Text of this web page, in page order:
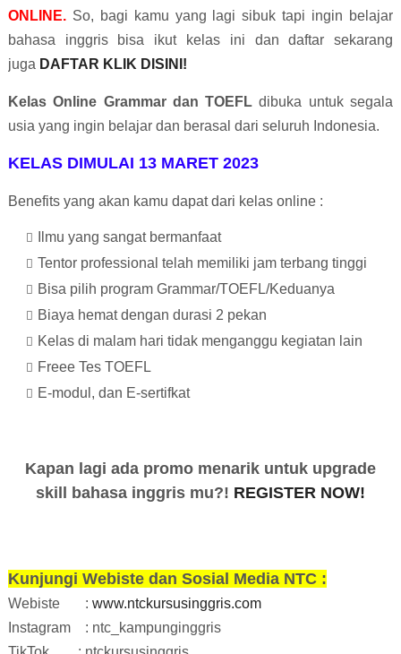
ONLINE. So, bagi kamu yang lagi sibuk tapi ingin belajar
bahasa inggris bisa ikut kelas ini dan daftar sekarang
juga DAFTAR KLIK DISINI!
Kelas Online Grammar dan TOEFL dibuka untuk segala
usia yang ingin belajar dan berasal dari seluruh Indonesia.
KELAS DIMULAI 13 MARET 2023
Benefits yang akan kamu dapat dari kelas online :
Ilmu yang sangat bermanfaat
Tentor professional telah memiliki jam terbang tinggi
Bisa pilih program Grammar/TOEFL/Keduanya
Biaya hemat dengan durasi 2 pekan
Kelas di malam hari tidak menganggu kegiatan lain
Freee Tes TOEFL
E-modul, dan E-sertifkat
Kapan lagi ada promo menarik untuk upgrade
skill bahasa inggris mu?! REGISTER NOW!
Kunjungi Webiste dan Sosial Media NTC :
Webiste : www.ntckursusinggris.com
Instagram: ntc_kampunginggris